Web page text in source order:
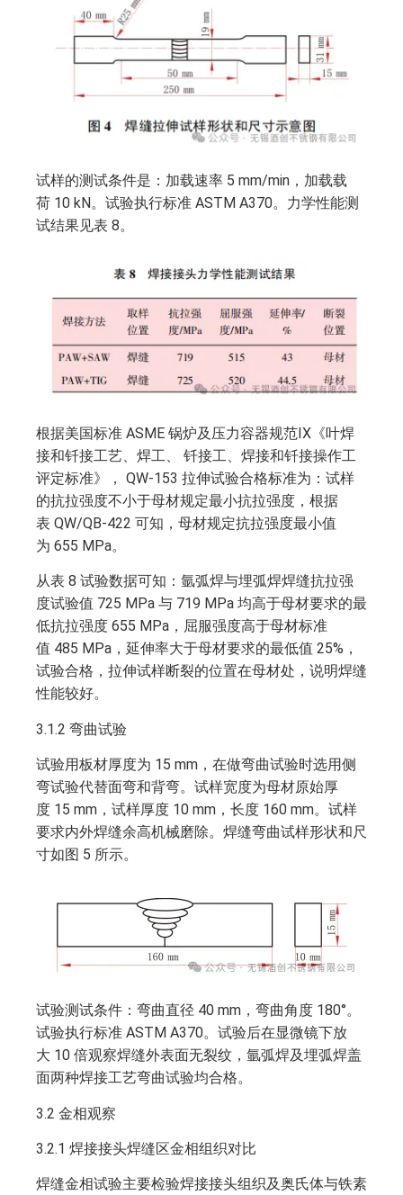
试样的测试条件是：加载速率 5 mm/min，加载载
荷 10 kN。试验执行标准 ASTM A370。力学性能测
试结果见表 8。
根据美国标准 ASME 锅炉及压力容器规范IX《叶焊
接和钎接工艺、焊工、 钎接工、焊接和钎接操作工
评定标准》， QW-153 拉伸试验合格标准为：试样
的抗拉强度不小于母材规定最小抗拉强度，根据
表 QW/QB-422 可知，母材规定抗拉强度最小值
为 655 MPa。
从表 8 试验数据可知：氩弧焊与埋弧焊焊缝抗拉强
度试验值 725 MPa 与 719 MPa 均高于母材要求的最
低抗拉强度 655 MPa，屈服强度高于母材标准
值 485 MPa，延伸率大于母材要求的最低值 25%，
试验合格，拉伸试样断裂的位置在母材处，说明焊缝
性能较好。
3.1.2 弯曲试验
试验用板材厚度为 15 mm，在做弯曲试验时选用侧
弯试验代替面弯和背弯。试样宽度为母材原始厚
度 15 mm，试样厚度 10 mm，长度 160 mm。试样
要求内外焊缝余高机械磨除。焊缝弯曲试样形状和尺
寸如图 5 所示。
试验测试条件：弯曲直径 40 mm，弯曲角度 180°。
试验执行标准 ASTM A370。试验后在显微镜下放
大 10 倍观察焊缝外表面无裂纹，氩弧焊及埋弧焊盖
面两种焊接工艺弯曲试验均合格。
3.2 金相观察
3.2.1 焊接接头焊缝区金相组织对比
焊缝金相试验主要检验焊接接头组织及奥氏体与铁素